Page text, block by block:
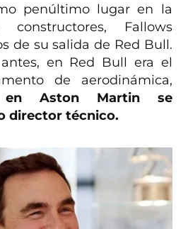
penúltimo lugar en la
constructores, Fallows
de su salida de Red Bull.
en Red Bull era el
de aerodinámica,
en Aston Martin se
director técnico.